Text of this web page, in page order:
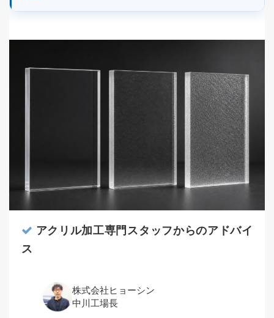
アクリル加工専門スタッフからのアドバイ
ス
株式会社ヒョーシン
中川工場長